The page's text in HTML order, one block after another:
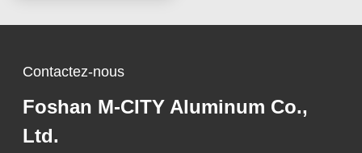
Contactez-nous
Foshan M-CITY Aluminum Co.,
Ltd.